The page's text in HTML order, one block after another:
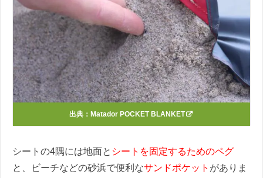
出典： Matador POCKET BLANKET
シートの4隅には地面と シートを固定するためのペグ
と、ビーチなどの砂浜で便利なサンドポケット がありま